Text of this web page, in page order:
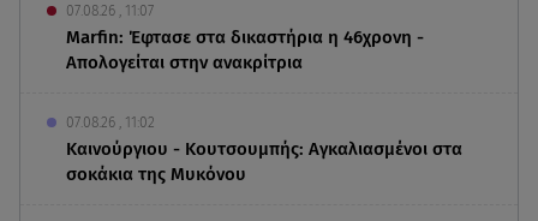
07.08.26 , 11:07
Marfin: Έφτασε στα δικαστήρια η 46χρονη -
Απολογείται στην ανακρίτρια
07.08.26 , 11:02
Καινούργιου - Κουτσουμπής: Αγκαλιασμένοι στα
σοκάκια της Μυκόνου